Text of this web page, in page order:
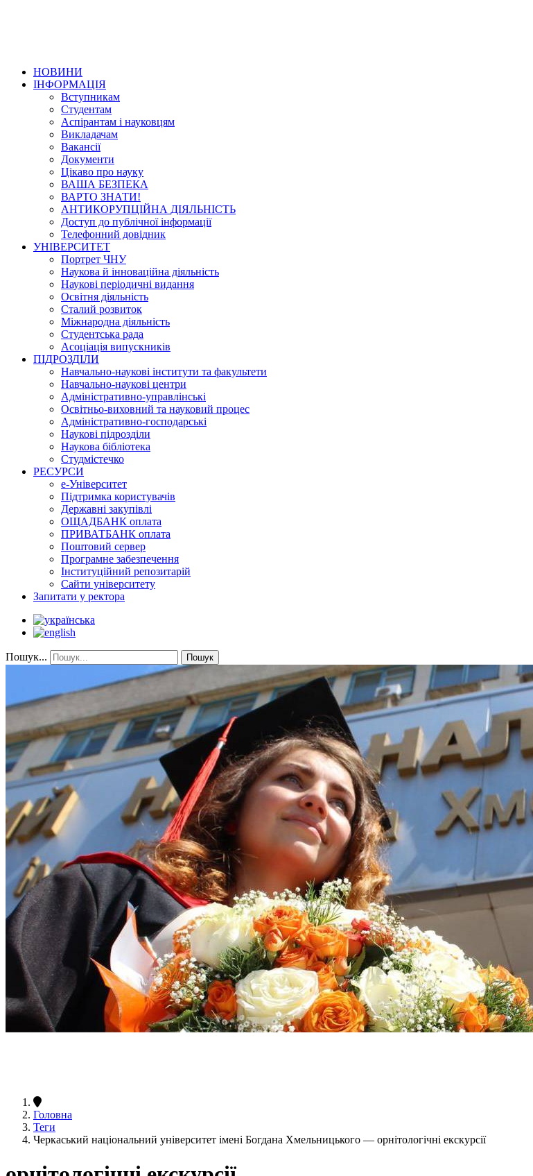
НОВИНИ
ІНФОРМАЦІЯ
Вступникам
Студентам
Аспірантам і науковцям
Викладачам
Вакансії
Документи
Цікаво про науку
ВАША БЕЗПЕКА
ВАРТО ЗНАТИ!
АНТИКОРУПЦІЙНА ДІЯЛЬНІСТЬ
Доступ до публічної інформації
Телефонний довідник
УНІВЕРСИТЕТ
Портрет ЧНУ
Наукова й інноваційна діяльність
Наукові періодичні видання
Освітня діяльність
Сталий розвиток
Міжнародна діяльність
Студентська рада
Асоціація випускників
ПІДРОЗДІЛИ
Навчально-наукові інститути та факультети
Навчально-наукові центри
Адміністративно-управлінські
Освітньо-виховний та науковий процес
Адміністративно-господарські
Наукові підрозділи
Наукова бібліотека
Студмістечко
РЕСУРСИ
е-Університет
Підтримка користувачів
Державні закупівлі
ОЩАДБАНК оплата
ПРИВАТБАНК оплата
Поштовий сервер
Програмне забезпечення
Інституційний репозитарій
Сайти університету
Запитати у ректора
Пошук... Пошук
Головна
Теги
Черкаський національний університет імені Богдана Хмельницького — орнітологічні екскурсії